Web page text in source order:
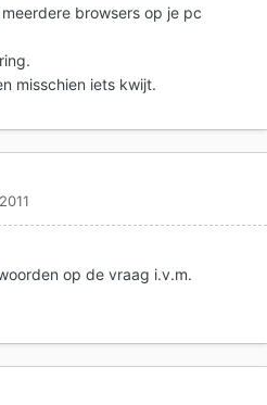
browsers op je pc
misschien iets kwijt.
op de vraag i.v.m.